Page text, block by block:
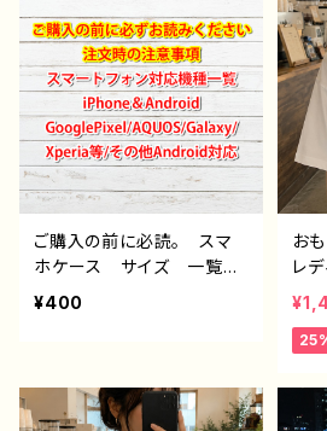
ご購入の前に必読。 スマ
ホケース サイズ 一覧
選び方 iPhoneケース A
UOS OPPO ワイモバイ
ル etc. 手帳型 全機種
¥400
お
レ
文
れ
袖
ル：
ト